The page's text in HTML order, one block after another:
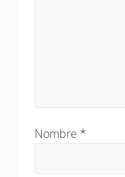
Nombre *